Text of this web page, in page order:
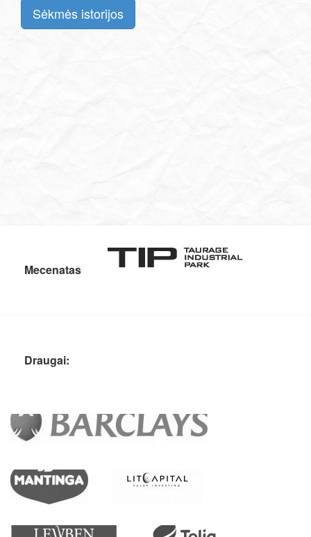
Sėkmės istorijos
Mecenatas
Draugai: